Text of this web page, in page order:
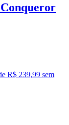
R$ 239,99 sem